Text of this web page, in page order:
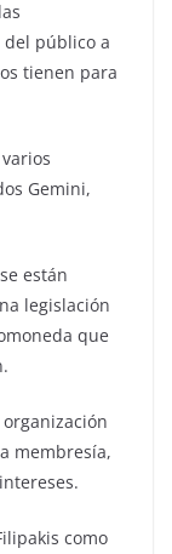
público a
tienen para
Gemini,
están
legislación
que
membresía,
como